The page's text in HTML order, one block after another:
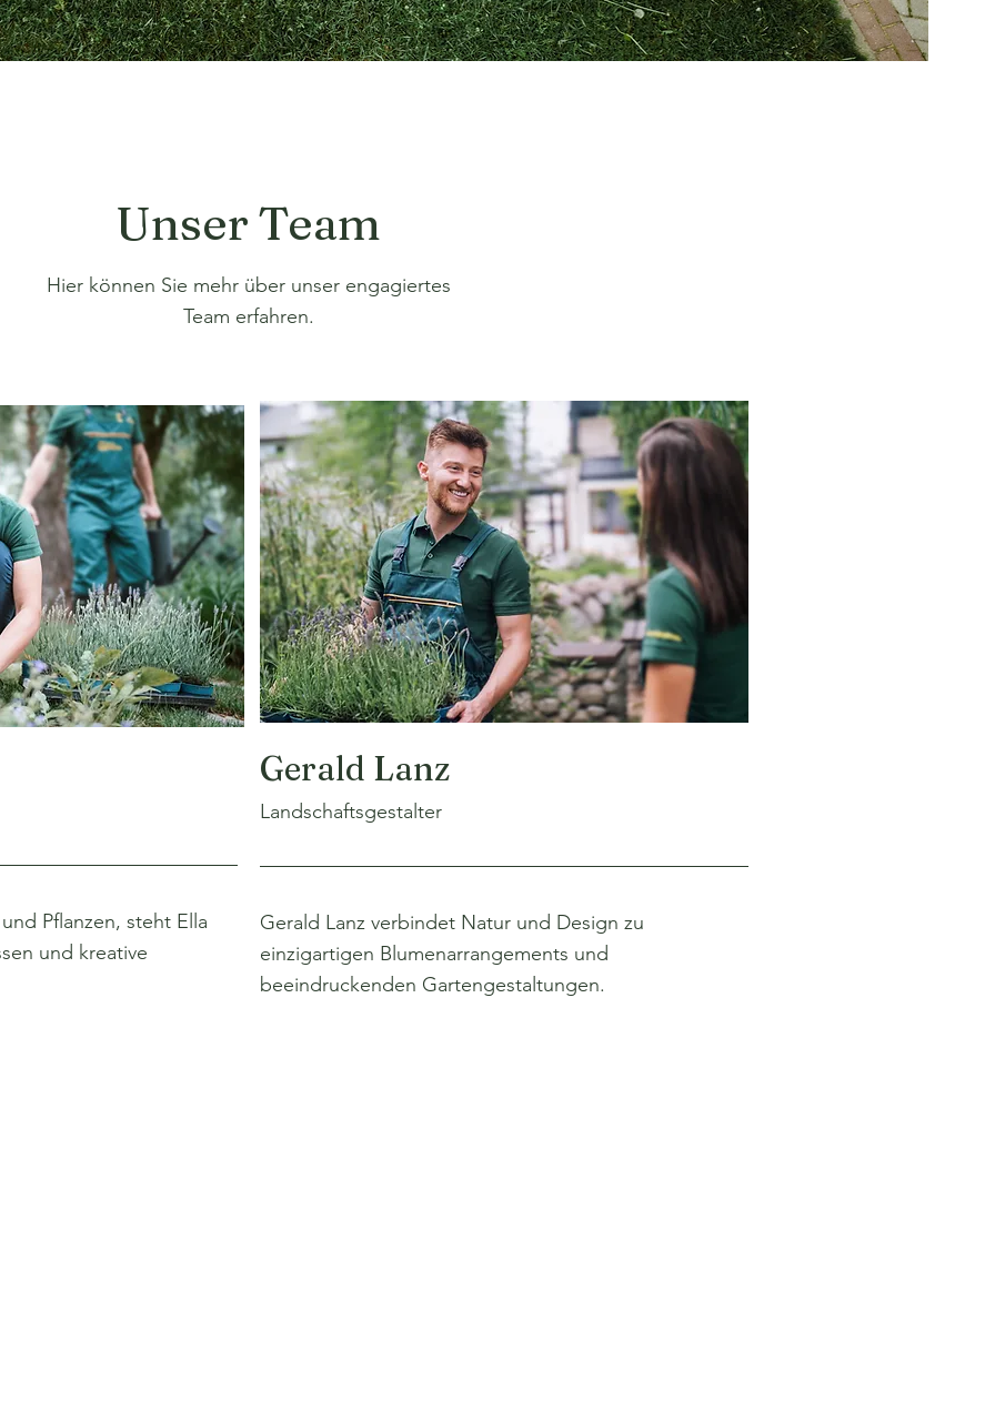
Unser Team
Hier können Sie mehr über unser engagiertes
Team erfahren.
Pflanzen, steht Ella
und kreative
Gerald Lanz
Landschaftsgestalter
Gerald Lanz verbindet Natur und Design zu
einzigartigen Blumenarrangements und
beeindruckenden Gartengestaltungen.